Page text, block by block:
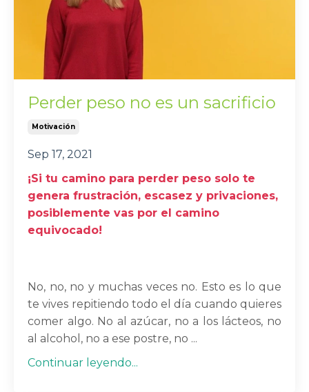
Perder peso no es un sacrificio
Motivación
Sep 17, 2021
¡Si tu camino para perder peso solo te
genera frustración, escasez y privaciones,
posiblemente vas por el camino
equivocado!
No, no, no y muchas veces no. Esto es lo que
te vives repitiendo todo el día cuando quieres
comer algo. No al azúcar, no a los lácteos, no
al alcohol, no a ese postre, no ...
Continuar leyendo...